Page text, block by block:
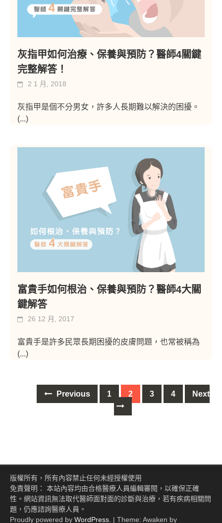
灰指甲如何治療、保養與預防？醫師4關鍵
完整解答！
2 1 月, 2018
灰指甲是個不分男女，許多人長期難以解決的困擾。
(...)
富貴手如何根治、保養與預防？醫師4大關
鍵解答
26 12 月, 2017
富貴手是許多民眾長期困擾的皮膚問題，也常被稱為
(...)
navigation
Previous 1 2 3 4 Next
版權所有，所有內容禁止任何未經授權使用
免責聲明： 本站內容均由合格醫療人員編輯審閱，以確保正確
性。網站資訊無法取代醫師面對面的診斷與治療，若有疾病相關問
題，仍應諮詢醫療人員。
Proudly powered by WordPress | Theme: Awaken by